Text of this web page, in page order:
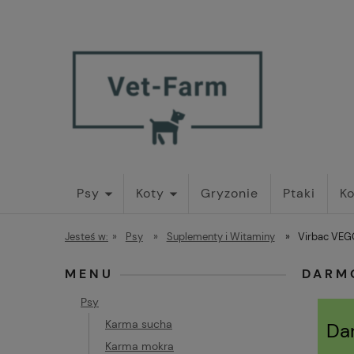
Psy Koty Gryzonie Ptaki
Jesteś w: » Psy » Suplementy i Witaminy » Virbac
MENU
Psy
Karma sucha
Karma mokra